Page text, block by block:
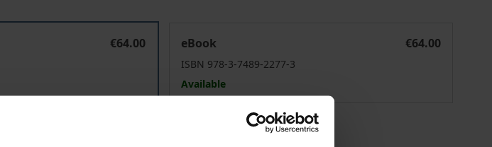
€64.00
eBook
€64.00
ISBN 978-3-7489-2277-3
Available